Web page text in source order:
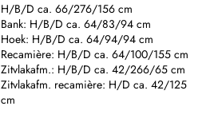
H/B/D ca. 66/276/156 cm
Bank: H/B/D ca. 64/83/94 cm
Hoek: H/B/D ca. 64/94/94 cm
Recamière: H/B/D ca. 64/100/155 cm
Zitvlakafm.: H/B/D ca. 42/266/65 cm
Zitvlakafm. recamière: H/D ca. 42/125
cm